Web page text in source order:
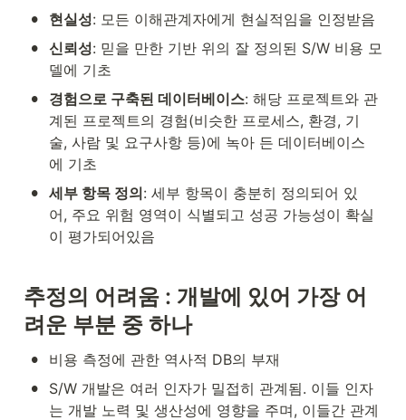
• 현실성: 모든 이해관계자에게 현실적임을 인정받음
• 신뢰성: 믿을 만한 기반 위의 잘 정의된 S/W 비용 모
델에 기초
• 경험으로 구축된 데이터베이스: 해당 프로젝트와 관
계된 프로젝트의 경험(비슷한 프로세스, 환경, 기
술, 사람 및 요구사항 등)에 녹아 든 데이터베이스
에 기초
• 세부 항목 정의: 세부 항목이 충분히 정의되어 있
어, 주요 위험 영역이 식별되고 성공 가능성이 확실
이 평가되어있음
추정의 어려움 : 개발에 있어 가장 어
려운 부분 중 하나
• 비용 측정에 관한 역사적 DB의 부재
•
S/W 개발은 여러 인자가 밀접히 관계됨. 이들 인자
는 개발 노력 및 생산성에 영향을 주며, 이들간 관계